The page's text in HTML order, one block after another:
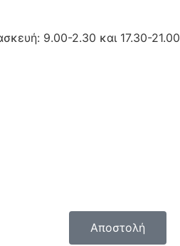
9.00-2.30 και 17.30-21.00
Αποστολή